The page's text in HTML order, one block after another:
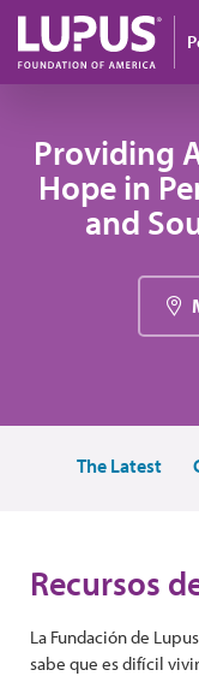
Pasar al contenido
Providing
Hope in
and
The Latest
Recursos
La Fundación de
sabe que es difícil